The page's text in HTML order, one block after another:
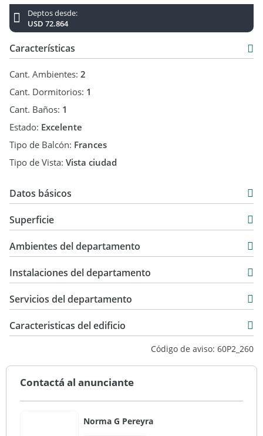
Deptos desde:
USD 72.864
Características
Cant. Ambientes: 2
Cant. Dormitorios: 1
Cant. Baños: 1
Estado: Excelente
Tipo de Balcón: Frances
Tipo de Vista: Vista ciudad
Datos básicos
Venta
USD 72.864
Superficie
5,12 m2
39,42 m2
Ambientes del departamento
Instalaciones del departamento
Servicios del departamento
Caracteristicas del edificio
Código de aviso: 60P2_260
Contactá al anunciante
Norma G Pereyra